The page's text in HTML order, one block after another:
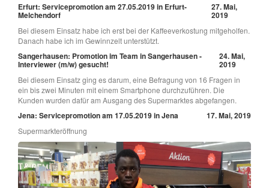
Erfurt: Servicepromotion am 27.05.2019 in Erfurt-
Melchendorf
27. Mai,
2019
Bei diesem Einsatz habe ich erst bei der Kaffeeverkostung mitgeholfen.
Danach habe ich im Gewinnzelt unterstützt.
Sangerhausen: Promotion im Team in Sangerhausen -
Interviewer (m/w) gesucht!
24. Mai,
2019
Bei diesem Einsatz ging es darum, eine Befragung von 16 Fragen in
ein bis zwei Minuten mit einem Smartphone durchzuführen. Die
Kunden wurden dafür am Ausgang des Supermarktes abgefangen.
Jena: Servicepromotion am 17.05.2019 in Jena 17. Mai, 2019
Supermarkteröffnung